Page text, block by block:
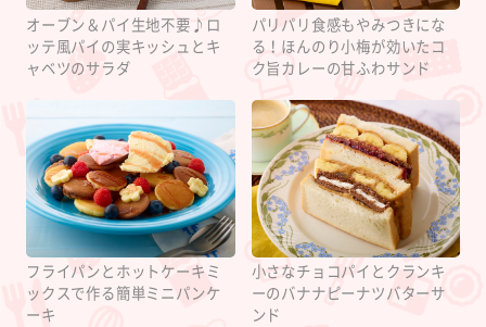
オーブン＆パイ生地不要♪ロ
ッテ風パイの実キッシュとキ
ャベツのサラダ
パリパリ食感もやみつきにな
る！ほんのり小梅が効いたコ
ク旨カレーの甘ふわサンド
フライパンとホットケーキミ
ックスで作る簡単ミニパンケ
ーキ
小さなチョコパイとクランキ
ーのバナナピーナツバターサ
ンド